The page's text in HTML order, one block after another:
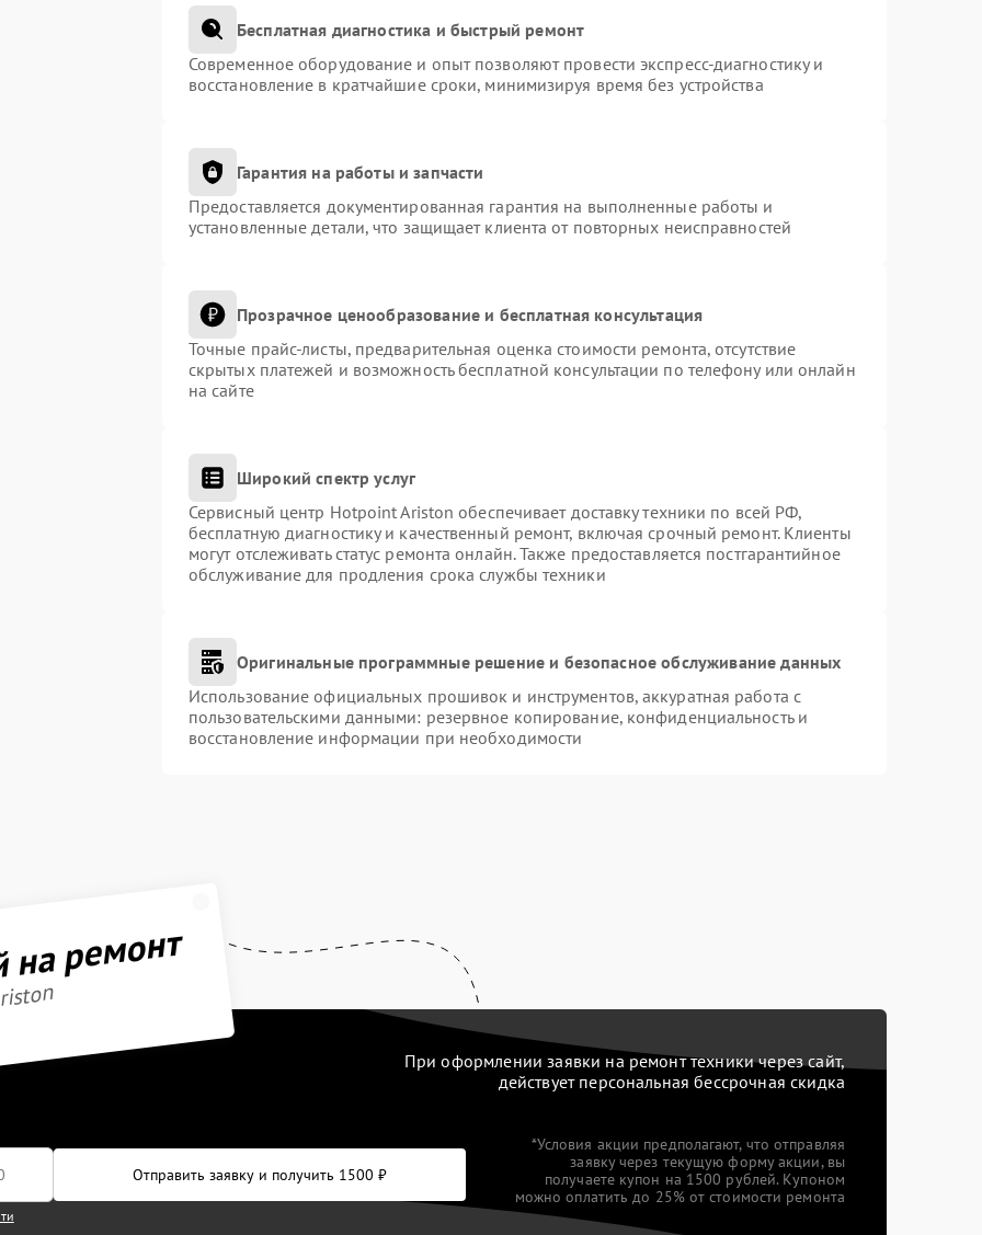
Бесплатная диагностика и быстрый ремонт
Современное оборудование и опыт позволяют провести экспресс-диагностику и
восстановление в кратчайшие сроки, минимизируя время без устройства
Гарантия на работы и запчасти
Предоставляется документированная гарантия на выполненные работы и
установленные детали, что защищает клиента от повторных неисправностей
Прозрачное ценообразование и бесплатная консультация
Точные прайс-листы, предварительная оценка стоимости ремонта, отсутствие
скрытых платежей и возможность бесплатной консультации по телефону или онлайн
на сайте
Широкий спектр услуг
Сервисный центр Hotpoint Ariston обеспечивает доставку техники по всей РФ,
бесплатную диагностику и качественный ремонт, включая срочный ремонт. Клиенты
могут отслеживать статус ремонта онлайн. Также предоставляется постгарантийное
обслуживание для продления срока службы техники
Оригинальные программные решение и безопасное обслуживание данных
Использование официальных прошивок и инструментов, аккуратная работа с
пользовательскими данными: резервное копирование, конфиденциальность и
восстановление информации при необходимости
ремонт
При оформлении заявки на ремонт техники через сайт,
действует персональная бессрочная скидка
Отправить заявку и получить 1500 ₽
*Условия акции предполагают, что отправляя
заявку через текущую форму акции, вы
получаете купон на 1500 рублей. Купоном
можно оплатить до 25% от стоимости ремонта